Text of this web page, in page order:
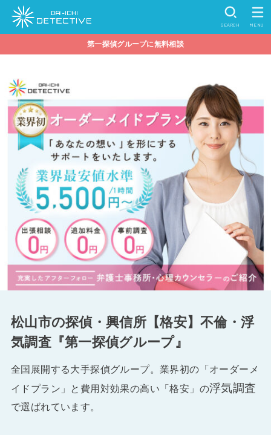
SEARCH MENU
第一探偵グループに無料相談
松山市の探偵・興信所【格安】不倫・浮
気調査『第一探偵グループ』
全国展開する大手探偵グループ。業界初の「オーダーメ
イドプラン」と費用対効果の高い「格安」の浮気調査
で選ばれています。